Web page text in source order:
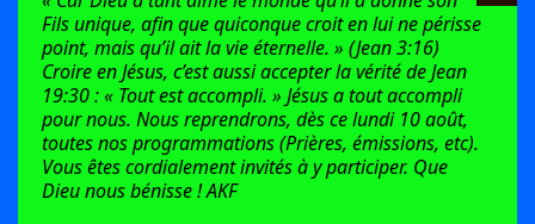
Fils unique, afin que quiconque croit en lui ne périsse
point, mais qu’il ait la vie éternelle. » (Jean 3:16)
Croire en Jésus, c’est aussi accepter la vérité de Jean
19:30 : « Tout est accompli. » Jésus a tout accompli
pour nous. Nous reprendrons, dès ce lundi 10 août,
toutes nos programmations (Prières, émissions, etc).
Vous êtes cordialement invités à y participer. Que
Dieu nous bénisse ! AKF